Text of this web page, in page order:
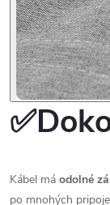
Kábel má odolné
po mnohých